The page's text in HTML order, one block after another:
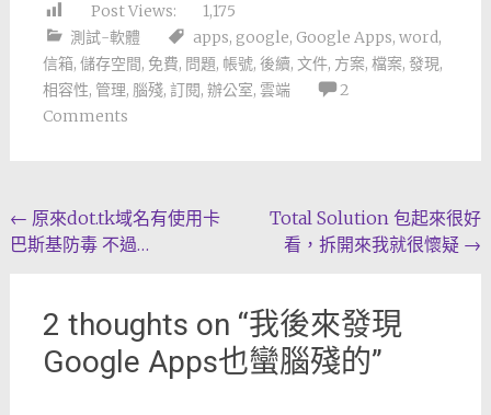
Post Views:
1,175
測試-軟體
apps, google, Google Apps, word,
信箱, 儲存空間, 免費, 問題, 帳號, 後續, 文件, 方案, 檔案, 發現,
相容性, 管理, 腦殘, 訂閱, 辦公室, 雲端
2
Comments
Post
navigation
← 原來dot.tk域名有使用卡
巴斯基防毒 不過…
Total Solution 包起來很好
看，拆開來我就很懷疑 →
2 thoughts on “我後來發現
Google Apps也蠻腦殘的”